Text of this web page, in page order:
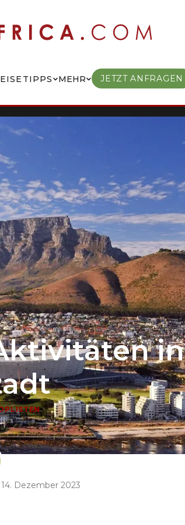
MEHR JETZT ANFRAGEN
in
Dezember 2023